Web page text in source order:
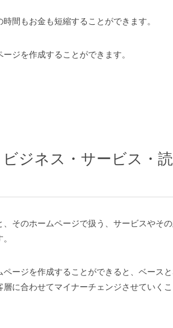
間もお金も短縮することができます。
ジを作成することができます。
ビジネス・サービス・
、そのホームページで扱う、サービスやそ
ページを作成することができると、ベース
に合わせてマイナーチェンジさせていくこ